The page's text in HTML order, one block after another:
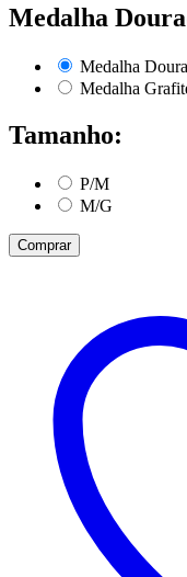
Medalha
Medalha
Medalha
Tamanho:
P/M
M/G
Comprar